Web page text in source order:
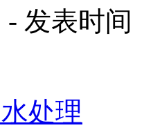
- 发表时间
处理